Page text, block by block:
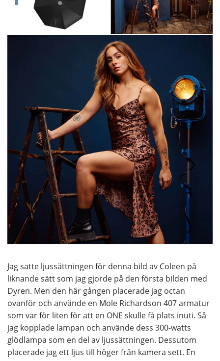
Jag satte ljussättningen för denna bild av Coleen på
liknande sätt som jag gjorde på den första bilden med
Dyren. Men den här gången placerade jag octan
ovanför och använde en Mole Richardson 407 armatur
som var för liten för att en ONE skulle få plats inuti. Så
jag kopplade lampan och använde dess 300-watts
glödlampa som en del av ljussättningen. Dessutom
placerade jag ett ljus till höger från kamera sett. En